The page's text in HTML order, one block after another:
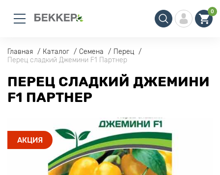
0
Главная Каталог Семена
Перец
Перец сладкий Джемини F1 Партнер
ПЕРЕЦ СЛАДКИЙ ДЖЕМИНИ
F1 ПАРТНЕР
АКЦИЯ